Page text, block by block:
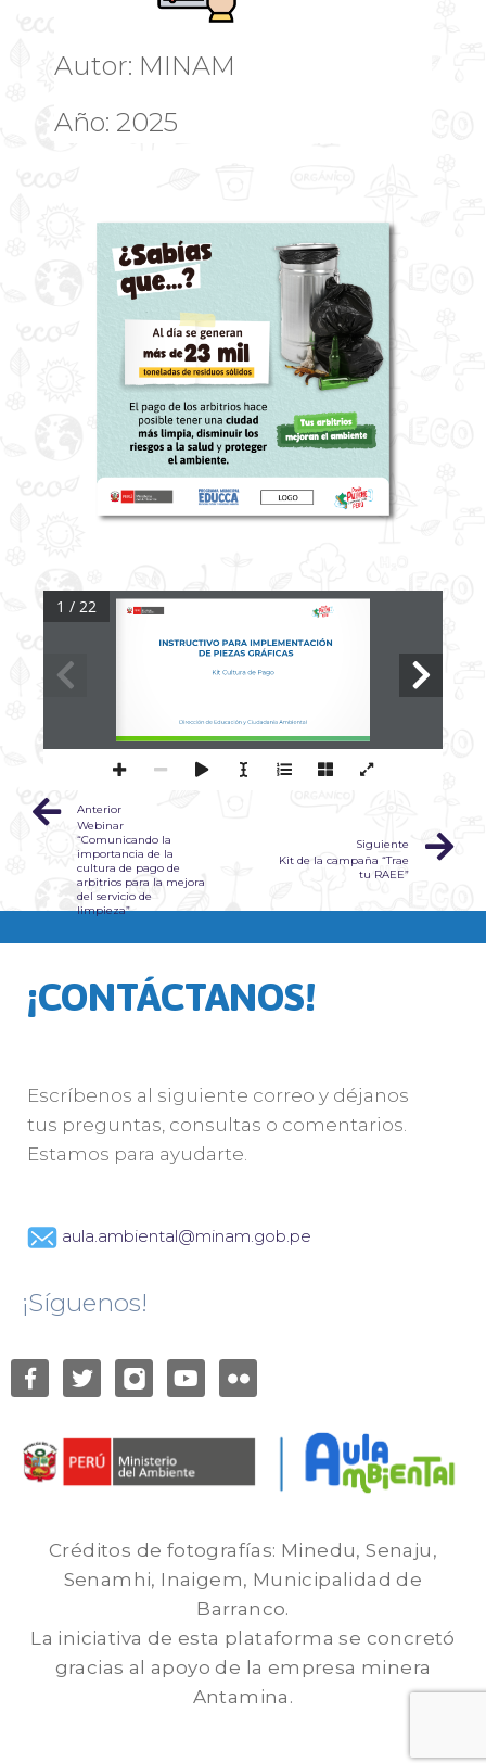
Autor: MINAM
Año: 2025
Dirección de Educación y Ciudadanía Ambiental
INSTRUCTIVO PARA IMPLEMENTACIÓN
DE PIEZAS GRÁFICAS
Kit Cultura de Pago
1 / 22
Anterior
Webinar
“Comunicando la
importancia de la
cultura de pago de
arbitrios para la mejora
del servicio de
limpieza”
Siguiente
Kit de la campaña “Trae
tu RAEE”
¡CONTÁCTANOS!
Escríbenos al siguiente correo y déjanos
tus preguntas, consultas o comentarios.
Estamos para ayudarte.
aula.ambiental@minam.gob.pe
¡Síguenos!
Créditos de fotografías: Minedu, Senaju,
Senamhi, Inaigem, Municipalidad de
Barranco.
La iniciativa de esta plataforma se concretó
gracias al apoyo de la empresa minera
Antamina.